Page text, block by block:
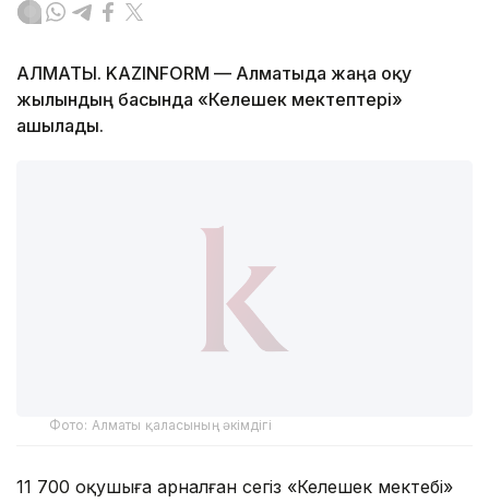
АЛМАТЫ. KAZINFORM — Алматыда жаңа оқу
жылындың басында «Келешек мектептері»
ашылады.